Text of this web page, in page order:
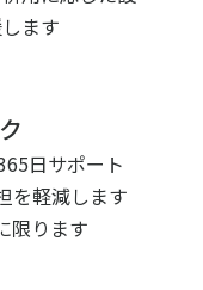
ます
日サポート
を軽減します
限ります